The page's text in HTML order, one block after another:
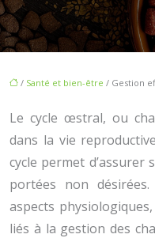
/ Santé et bien-être / Gestion
Le cycle œstral, ou
dans la vie
cycle permet
portées non
aspects
liés à la gestion des